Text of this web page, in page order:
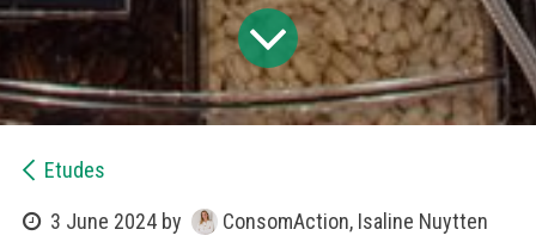
Etudes
3 June 2024 by ConsomAction, Isaline Nuytten